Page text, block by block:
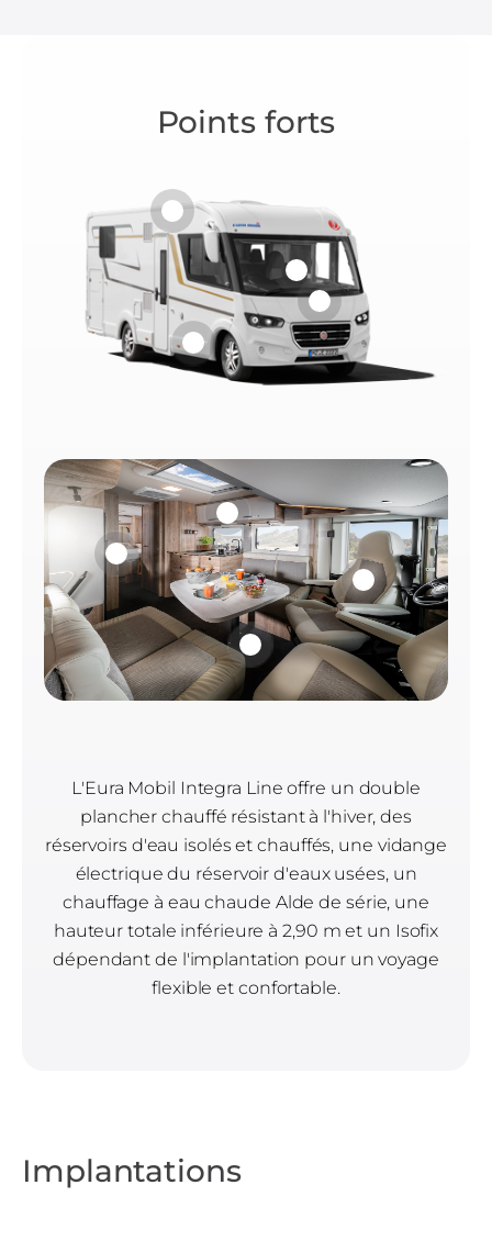
Points forts
L'Eura Mobil Integra Line offre un double
plancher chauffé résistant à l'hiver, des
réservoirs d'eau isolés et chauffés, une vidange
électrique du réservoir d'eaux usées, un
chauffage à eau chaude Alde de série, une
hauteur totale inférieure à 2,90 m et un Isofix
dépendant de l'implantation pour un voyage
flexible et confortable.
Implantations